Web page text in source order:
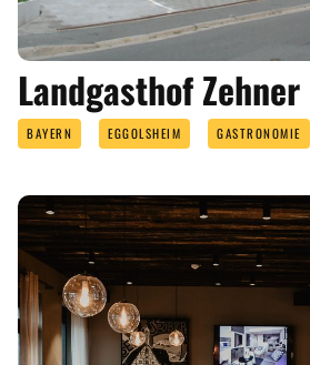
Landgasthof Zehner
BAYERN EGGOLSHEIM GASTRONOMIE